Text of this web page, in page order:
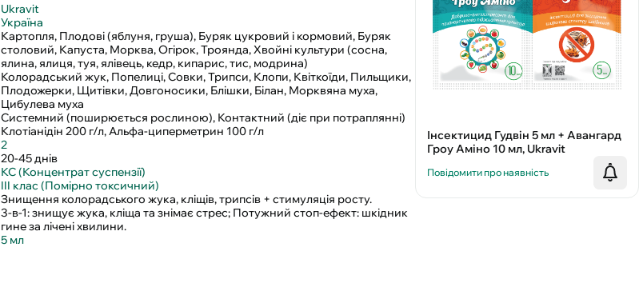
Ukravit
Україна
Картопля, Плодові (яблуня, груша), Буряк цукровий і кормовий, Буряк
столовий, Капуста, Морква, Огірок, Троянда, Хвойні культури (сосна,
ялина, ялиця, туя, ялівець, кедр, кипарис, тис, модрина)
Колорадський жук, Попелиці, Совки, Трипси, Клопи, Квіткоїди, Пильщики,
Плодожерки, Щитівки, Довгоносики, Блішки, Білан, Морквяна муха,
Цибулева муха
Системний (поширюється рослиною), Контактний (діє при потраплянні)
Клотіанідін 200 г/л, Альфа-циперметрин 100 г/л
2
20-45 днів
КС (Концентрат суспензії)
III клас (Помірно токсичний)
Знищення колорадського жука, кліщів, трипсів + стимуляція росту.
3-в-1: знищує жука, кліща та знімає стрес; Потужний стоп-ефект: шкідник
гине за лічені хвилини.
5 мл
Інсектицид Гудвін 5 мл + Авангард
Гроу Аміно 10 мл, Ukravit
Повідомити про наявність